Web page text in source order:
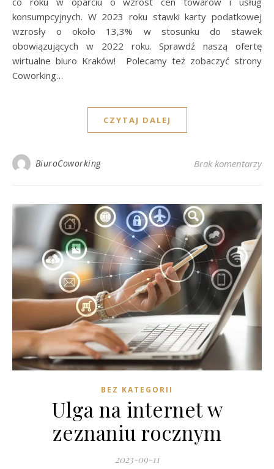
konsumpcyjnych. W 2023 roku stawki karty podatkowej
wzrosły o około 13,3% w stosunku do stawek
obowiązujących w 2022 roku. Sprawdź naszą ofertę
wirtualne biuro Kraków! Polecamy też zobaczyć strony
Coworking…
CZYTAJ DALEJ
BiuroCoworking Brak komentarzy
BEZ KATEGORII
Ulga na internet w
zeznaniu rocznym
2023-09-11